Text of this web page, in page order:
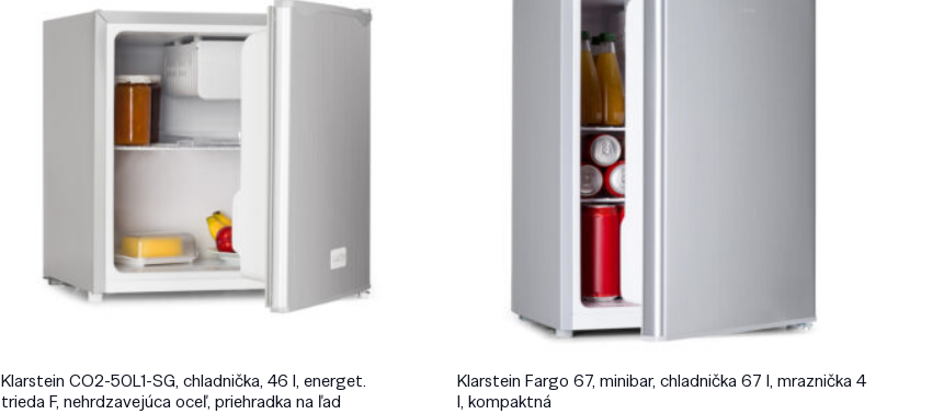
Klarstein CO2-50L1-SG, chladnička, 46 l, energet.
trieda F, nehrdzavejúca oceľ, priehradka na ľad
Klarstein Fargo 67, minibar, chladnička 67 l, mraznička 4
l, kompaktná